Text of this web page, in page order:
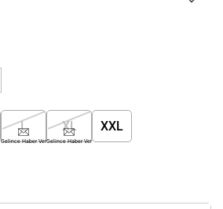
L
Gelince Haber Ver
XL
Gelince Haber Ver
XXL